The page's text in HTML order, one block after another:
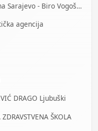
J.U. Služba za zapošljavanje Kantona Sarajevo - Biro Vogošća
agencija
DRAGO Ljubuški
ŠKOLA